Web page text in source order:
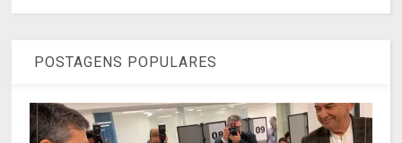
POSTAGENS POPULARES